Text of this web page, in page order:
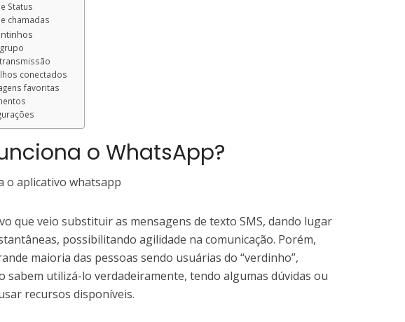
Status
chamadas
conectados
favoritas
o WhatsApp?
que veio substituir as mensagens de texto SMS, dando lugar
possibilitando agilidade na comunicação. Porém,
maioria das pessoas sendo usuárias do “verdinho”,
sabem utilizá-lo verdadeiramente, tendo algumas dúvidas ou
recursos disponíveis.